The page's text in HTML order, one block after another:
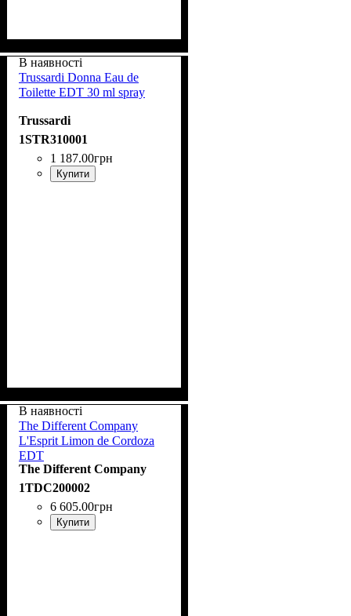
В наявності
Trussardi Donna Eau de
Toilette EDT 30 ml spray
Trussardi
1STR310001
1 187.00грн
Купити
В наявності
The Different Company
L'Esprit Limon de Cordoza
EDT
90 ml spray
The Different Company
1TDC200002
6 605.00грн
Купити